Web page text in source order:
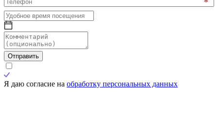
Отправить
Я даю согласие на обработку персональных данных